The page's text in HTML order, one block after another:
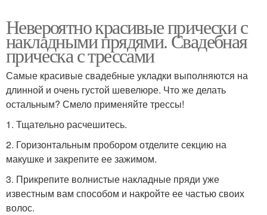
Невероятно красивые прически с
накладными прядями. Свадебная
прическа с трессами
Самые красивые свадебные укладки выполняются на
длинной и очень густой шевелюре. Что же делать
остальным? Смело применяйте трессы!
1. Тщательно расчешитесь.
2. Горизонтальным пробором отделите секцию на
макушке и закрепите ее зажимом.
3. Прикрепите волнистые накладные пряди уже
известным вам способом и накройте ее частью своих
волос.